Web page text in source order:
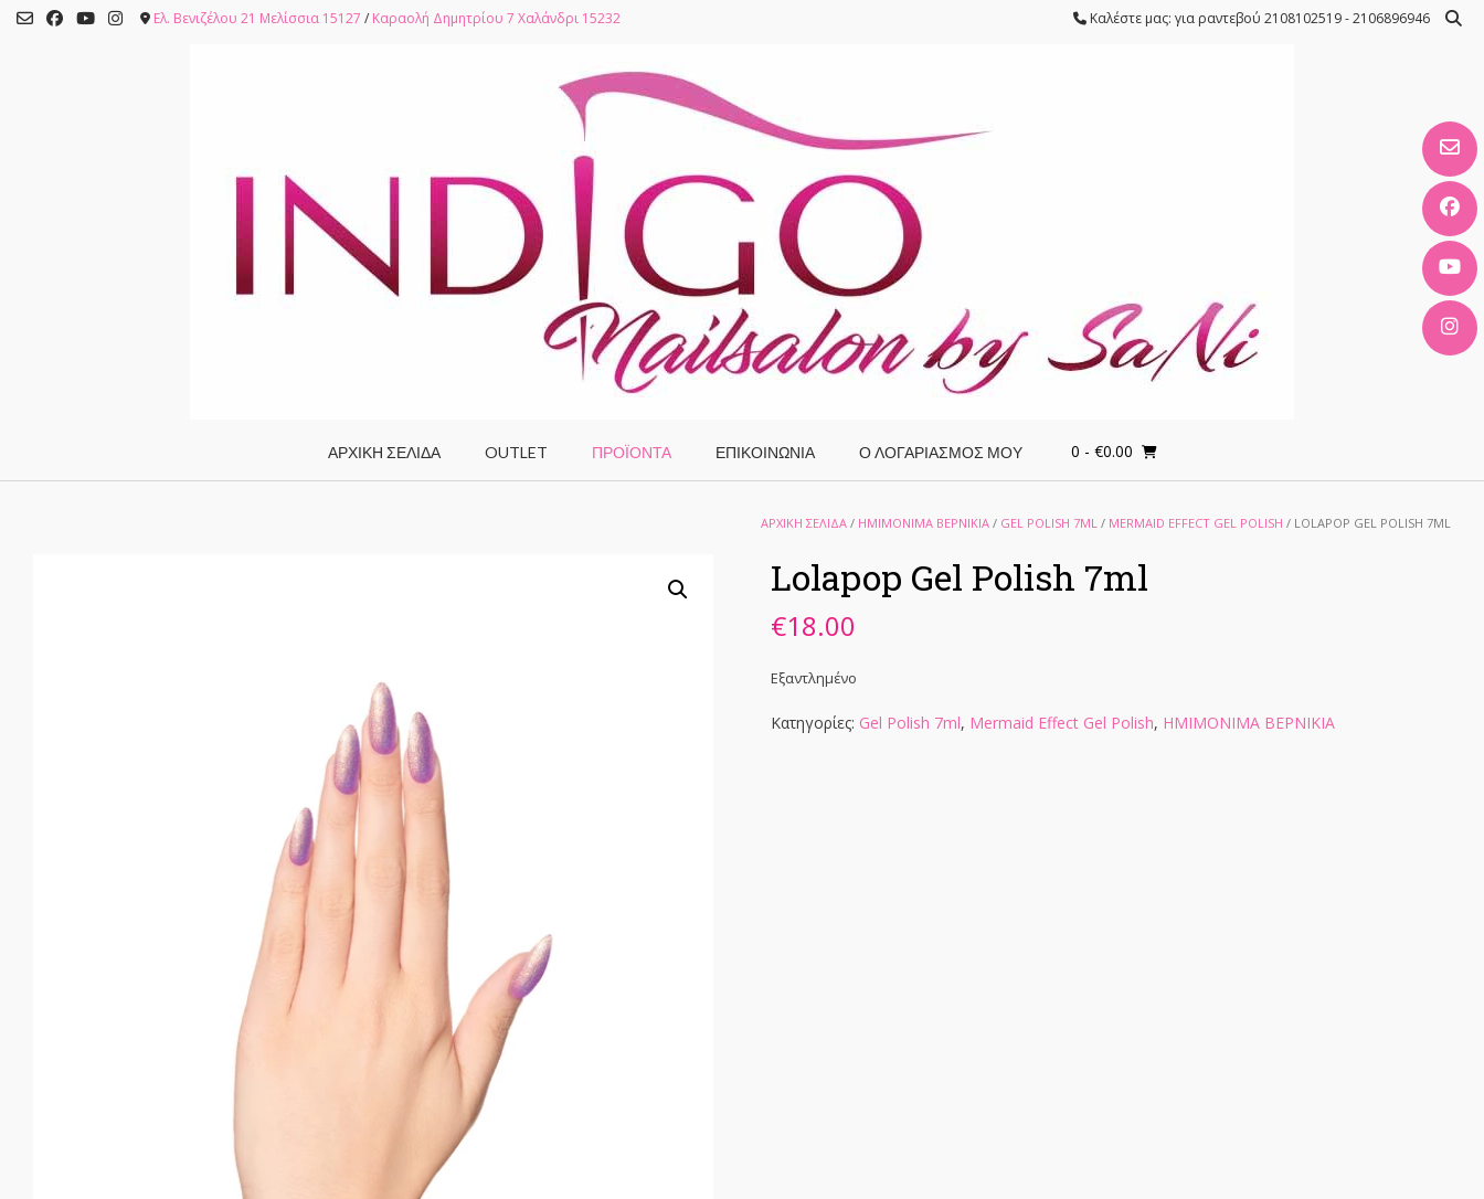
Skip
Ελ. Βενιζέλου 21 Μελίσσια 15127 / Καραολή Δημητρίου 7 Χαλάνδρι 15232 Καλέστε μας: για ραντεβού 2108102519 - 2106896946
ΑΡΧΙΚΗ ΣΕΛΙΔΑ OUTLET ΠΡΟΪΌΝΤΑ ΕΠΙΚΟΙΝΩΝΙΑ Ο ΛΟΓΑΡΙΑΣΜΌΣ ΜΟΥ 0 - €0.00
ΑΡΧΙΚΉ ΣΕΛΊΔΑ / ΗΜΙΜΟΝΙΜΑ ΒΕΡΝΙΚΙΑ / GEL POLISH 7ML / MERMAID EFFECT GEL POLISH / LOLAPOP GEL POLISH 7ML
Lolapop Gel Polish 7ml
€18.00
Εξαντλημένο
Κατηγορίες: Gel Polish 7ml, Mermaid Effect Gel Polish, ΗΜΙΜΟΝΙΜΑ ΒΕΡΝΙΚΙΑ